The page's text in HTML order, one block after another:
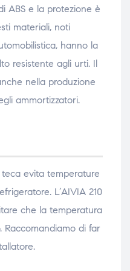
ABS e la protezione è
materiali, noti
hanno la
resistente agli urti. Il
nella produzione
ammortizzatori.
evita temperature
L’AIVIA 210
che la temperatura
Raccomandiamo di far